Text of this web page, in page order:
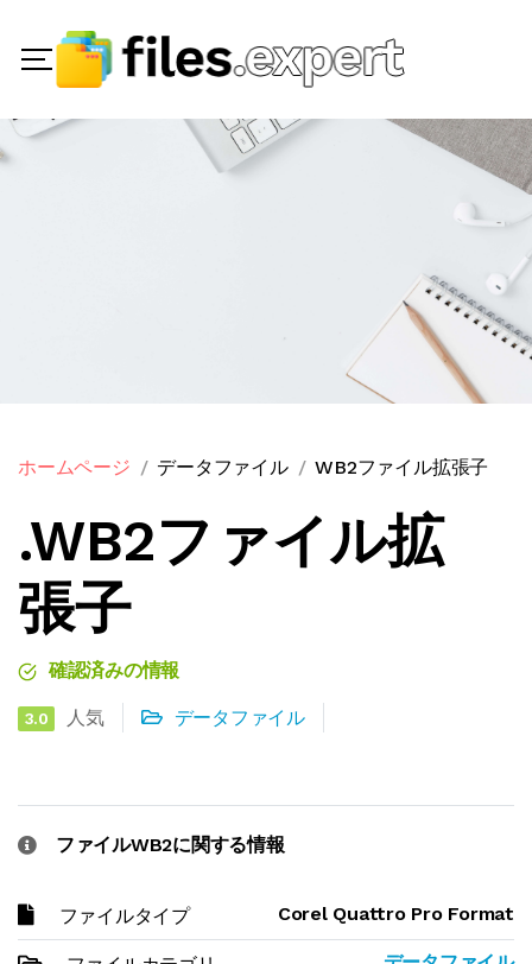
ホームページ データファイル WB2ファイル拡張子
.WB2ファイル拡
張子
確認済みの情報
3.0 人気 データファイル
ファイルWB2に関する情報
ファイルタイプ Corel Quattro Pro Format